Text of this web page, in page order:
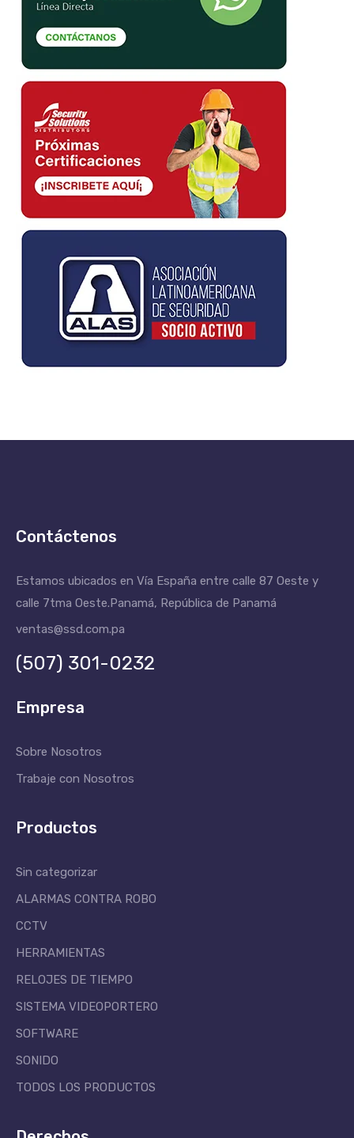
Contáctenos
Estamos ubicados en Vía España entre calle 87 Oeste y
calle 7tma Oeste.Panamá, República de Panamá
ventas@ssd.com.pa
(507) 301-0232
Empresa
Sobre Nosotros
Trabaje con Nosotros
Productos
Sin categorizar
ALARMAS CONTRA ROBO
CCTV
HERRAMIENTAS
RELOJES DE TIEMPO
SISTEMA VIDEOPORTERO
SOFTWARE
SONIDO
TODOS LOS PRODUCTOS